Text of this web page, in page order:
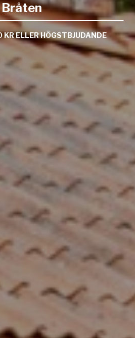
Bråten
ELLER HÖGSTBJUDANDE